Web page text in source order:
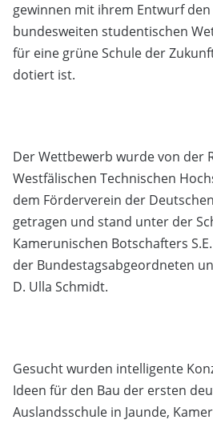
gewinnen mit ihrem Entwurf
bundesweiten studentischen
für eine grüne Schule der
dotiert ist.
Der Wettbewerb wurde von der
Westfälischen Technischen
dem Förderverein der
getragen und stand unter der
Kamerunischen Botschafters
der Bundestagsabgeordneten
D. Ulla Schmidt.
Gesucht wurden intelligente
Ideen für den Bau der ersten
Auslandsschule in Jaunde,